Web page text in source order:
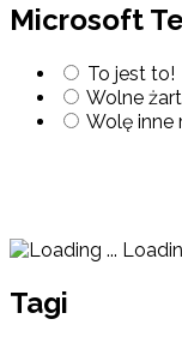
Microsoft
To jest to!
Wolne
Wolę inne
Tagi